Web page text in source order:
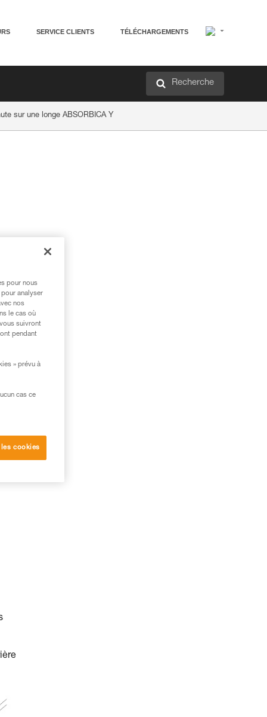
SERVICE CLIENTS TÉLÉCHARGEMENTS
Recherche
sur une longe ABSORBICA Y
pour nous
analyser
nos
le cas où
suivront
pendant
» prévu à
cas ce
cookies